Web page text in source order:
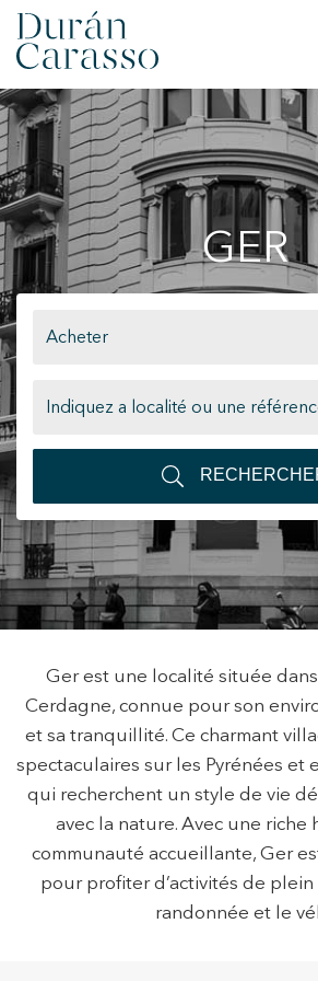
ACHETER
À LOUER
VENDRE
GROUPE DC
+34 935 178 067
ES CA EN FR
GER
Acheter
Ger est une localité située
Cerdagne, connue pour son
et sa tranquillité. Ce charmant
spectaculaires sur les Pyrénées et
qui recherchent un style de vie
avec la nature. Avec une riche
communauté accueillante, Ger
pour profiter d’activités de
randonnée et le
Modifier les cookies
Technique et Fonctionnel
Ce site Web utilise ses propres cookies
informations afin d'améliorer nos
continuez à naviguer, vous acceptez
L'utilisateur a la possibilité de
pouvant, s'il le souhaite, empêcher leur
disque dur, même s'il doit garder à